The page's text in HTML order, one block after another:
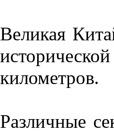
Великая
километров.
Различные